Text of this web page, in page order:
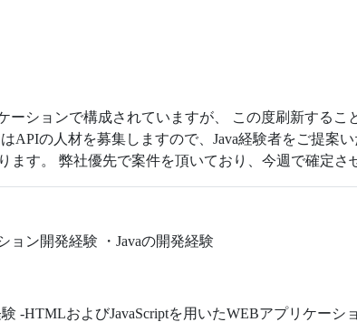
ーションで構成されていますが、 この度刷新するこ
APIの人材を募集しますので、Java経験者をご提案
ます。 弊社優先で案件を頂いており、今週で確定さ
ョン開発経験 ・Javaの開発経験
-HTMLおよびJavaScriptを用いたWEBアプリケーシ